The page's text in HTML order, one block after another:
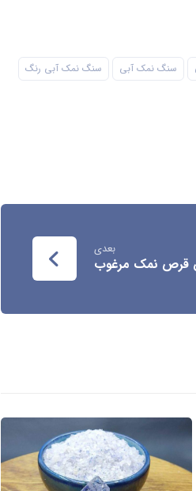
سنگ نمک آبی سنگ نمک آبی رنگ
بعدی
قرص نمک مرغوب